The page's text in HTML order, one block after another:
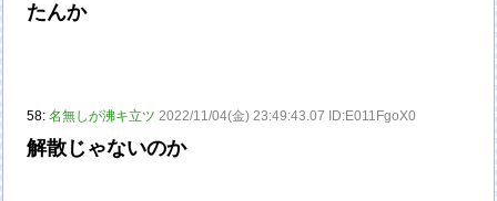
たんか
58:名無しが沸キ立ツ 2022/11/04(金) 23:49:43.07 ID:E011FgoX0
解散じゃないのか